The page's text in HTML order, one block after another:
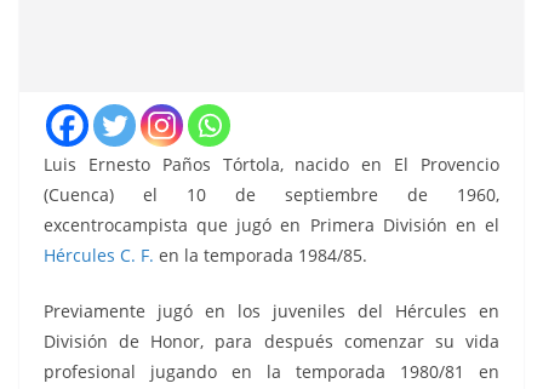
Luis Ernesto Paños Tórtola, nacido en El Provencio
(Cuenca) el 10 de septiembre de 1960,
excentrocampista que jugó en Primera División en el
Hércules C. F. en la temporada 1984/85.
Previamente jugó en los juveniles del Hércules en
División de Honor, para después comenzar su vida
profesional jugando en la temporada 1980/81 en